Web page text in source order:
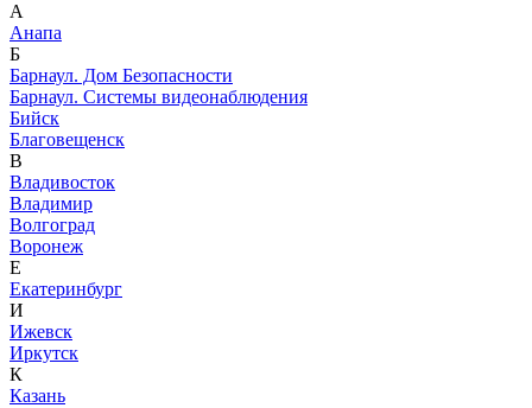
А
Анапа
Б
Барнаул. Дом Безопасности
Барнаул. Системы видеонаблюдения
Бийск
Благовещенск
В
Владивосток
Владимир
Волгоград
Воронеж
Е
Екатеринбург
И
Ижевск
Иркутск
К
Казань